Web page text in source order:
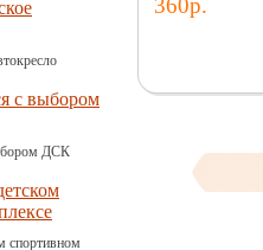
с выбором
ДСК
спортивном
360р.